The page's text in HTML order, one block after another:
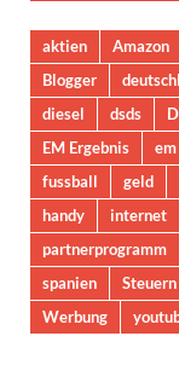
aktien Amazon
Blogger
diesel
dsds
EM Ergebnis
fussball
geld
handy
internet
partnerprogramm
spanien
Steuern
Werbung